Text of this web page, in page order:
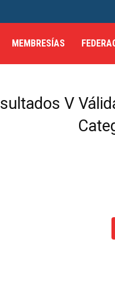
MEMBRESÍAS
V